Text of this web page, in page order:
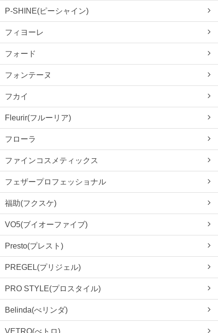
P-SHINE(ピーシャイン)
フィヨーレ
フォード
フォンテーヌ
フカイ
Fleurir(フルーリア)
フローラ
ファインコスメティックス
フェザープロフェッショナル
福助(フクスケ)
VO5(ブイオーファイブ)
Presto(プレスト)
PREGEL(プリジェル)
PRO STYLE(プロスタイル)
Belinda(べリンダ)
VETRO(べトロ)